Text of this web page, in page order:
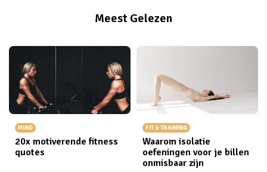
Meest Gelezen
MIND
20x motiverende fitness
quotes
FIT & TRAINING
Waarom isolatie
oefeningen voor je billen
onmisbaar zijn